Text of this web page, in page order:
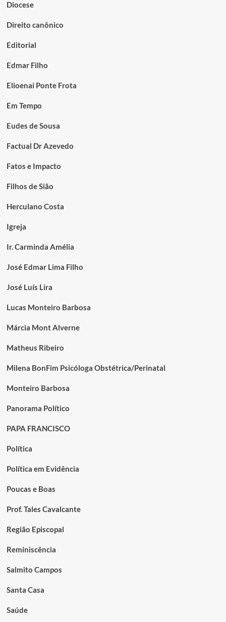
Diocese
Direito canônico
Editorial
Edmar Filho
Elioenai Ponte Frota
Em Tempo
Eudes de Sousa
Factual Dr Azevedo
Fatos e Impacto
Filhos de Sião
Herculano Costa
Igreja
Ir. Carminda Amélia
José Edmar Lima Filho
José Luís Lira
Lucas Monteiro Barbosa
Márcia Mont Alverne
Matheus Ribeiro
Milena BonFim Psicóloga Obstétrica/Perinatal
Monteiro Barbosa
Panorama Político
PAPA FRANCISCO
Política
Política em Evidência
Poucas e Boas
Prof. Tales Cavalcante
Região Episcopal
Reminiscência
Salmito Campos
Santa Casa
Saúde